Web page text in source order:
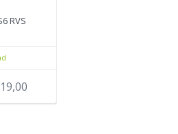
RVS